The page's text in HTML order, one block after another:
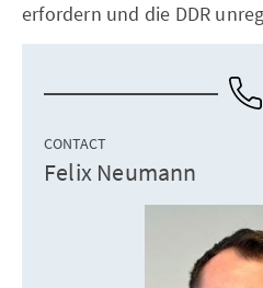
erfordern und die DDR
CONTACT
Felix Neumann